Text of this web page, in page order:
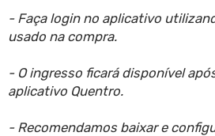
- Faça login no aplicativo
usado na compra.
- O ingresso ficará disponível
aplicativo Quentro.
- Recomendamos baixar e